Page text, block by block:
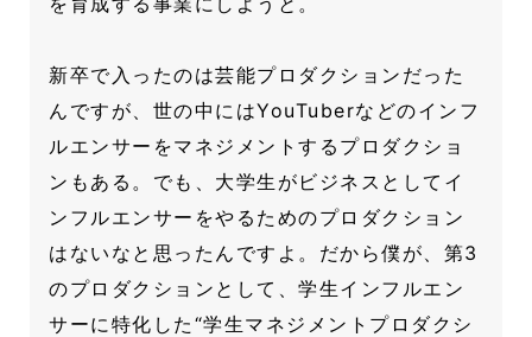
新卒で入ったのは芸能プロダクションだった
んですが、世の中にはYouTuberなどのインフ
ルエンサーをマネジメントするプロダクショ
ンもある。でも、大学生がビジネスとしてイ
ンフルエンサーをやるためのプロダクション
はないなと思ったんですよ。だから僕が、第3
のプロダクションとして、学生インフルエン
サーに特化した“学生マネジメントプロダクシ